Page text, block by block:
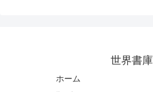
世界書庫
ホーム